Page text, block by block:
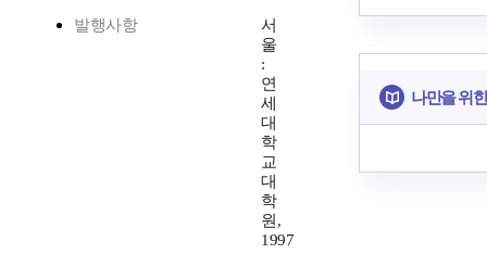
발행사항
서
울
:
연
세
대
학
교
대
학
원,
1997
나만을 위